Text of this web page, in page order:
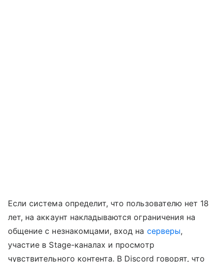
Если система определит, что пользователю нет 18
лет, на аккаунт накладываются ограничения на
общение с незнакомцами, вход на серверы,
участие в Stage-каналах и просмотр
чувствительного контента. В Discord говорят, что